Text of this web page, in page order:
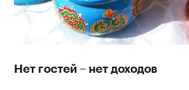
Нет гостей – нет доходов